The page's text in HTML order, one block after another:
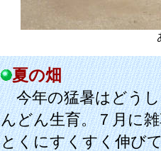
夏の畑
今年の猛暑はどうし
んどん生育。７月に
とくにすくすく伸び